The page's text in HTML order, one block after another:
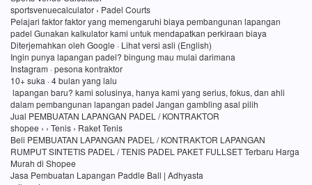
sportsvenuecalculator › Padel Courts
Pelajari faktor faktor yang memengaruhi biaya pembangunan lapangan
padel Gunakan kalkulator kami untuk mendapatkan perkiraan biaya
Diterjemahkan oleh Google · Lihat versi asli (English)
Ingin punya lapangan padel? bingung mau mulai darimana
Instagram · pesona kontraktor
10+ suka · 4 bulan yang lalu
lapangan baru? kami solusinya, hanya kami yang serius, fokus, dan ahli
dalam pembangunan lapangan padel Jangan gambling asal pilih
Jual PEMBUATAN LAPANGAN PADEL / KONTRAKTOR
shopee › › Tenis › Raket Tenis
Beli PEMBUATAN LAPANGAN PADEL / KONTRAKTOR LAPANGAN
RUMPUT SINTETIS PADEL / TENIS PADEL PAKET FULLSET Terbaru Harga
Murah di Shopee
Jasa Pembuatan Lapangan Paddle Ball | Adhyasta